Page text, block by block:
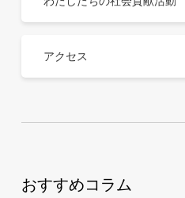
アクセス
おすすめコラム